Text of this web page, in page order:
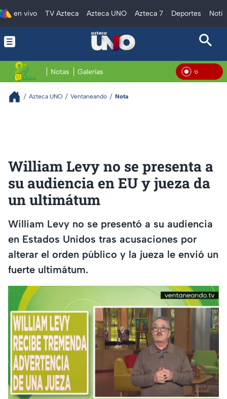
en vivo TV Azteca Azteca UNO Azteca 7 Deportes
Notas Galerías En
Azteca UNO Ventaneando Nota
William Levy no se presenta a
su audiencia en EU y jueza da
un ultimátum
William Levy no se presentó a su audiencia
en Estados Unidos tras acusaciones por
alterar el orden público y la jueza le envió un
fuerte ultimátum.